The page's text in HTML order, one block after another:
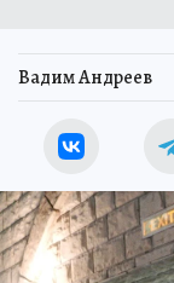
Вадим Андреев